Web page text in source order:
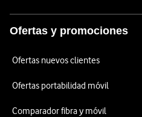
Ofertas y promociones
Ofertas nuevos clientes
Ofertas portabilidad móvil
Comparador fibra y móvil